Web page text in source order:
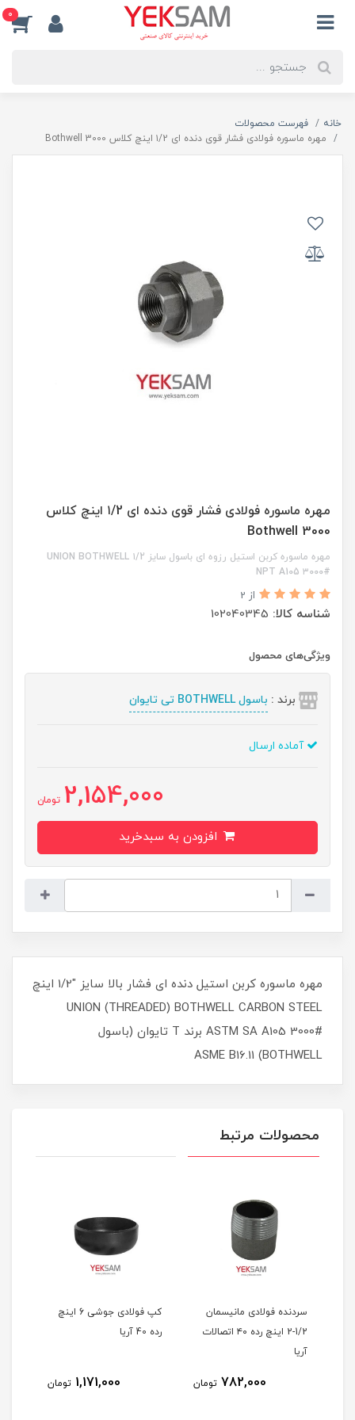
0
خانه
فهرست محصولات
مهره ماسوره فولادی فشار قوی دنده ای ۱/2 اینچ کلاس 3000 Bothwell
مهره ماسوره فولادی فشار قوی دنده ای ۱/2 اینچ کلاس
3000 Bothwell
مهره ماسوره کربن استیل رزوه ای باسول سایز ۱/2 UNION BOTHWELL
NPT A105 ۳000#
از 2
شناسه کالا: 102040345
ویژگی‌های محصول
برند : باسول BOTHWELL تی تایوان
آماده ارسال
2,154,000 تومان
مهره ماسوره کربن استیل دنده ای فشار بالا سایز "1/2 اینچ
UNION (THREADED) BOTHWELL CARBON STEEL
ASTM SA A105 3000# برند T تایوان (باسول
BOTHWELL) ASME B16.11
محصولات مرتبط
سردنده فولادی مانیسمان
1/2-2 اینچ رده ۴۰ اتصالات
آریا
782,000 تومان
کپ فولادی جوشی 6 اینچ
رده 40 آریا
1,171,000 تومان